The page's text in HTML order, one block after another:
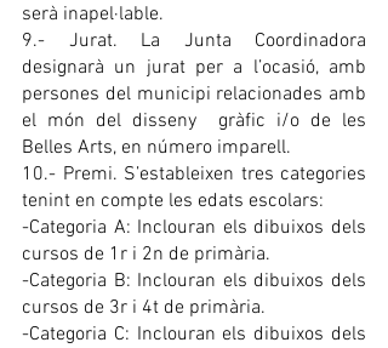
serà inapel·lable.
9.- Jurat. La Junta Coordinadora
designarà un jurat per a l’ocasió, amb
persones del municipi relacionades amb
el món del disseny  gràfic i/o de les
Belles Arts, en número imparell.
10.- Premi. S’estableixen tres categories
tenint en compte les edats escolars:
-Categoria A: Inclouran els dibuixos dels
cursos de 1r i 2n de primària.
-Categoria B: Inclouran els dibuixos dels
cursos de 3r i 4t de primària.
-Categoria C: Inclouran els dibuixos dels